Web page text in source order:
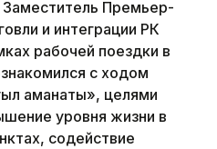
Премьер-
и интеграции РК
рабочей поездки в
с ходом
аманаты», целями
уровня жизни в
содействие